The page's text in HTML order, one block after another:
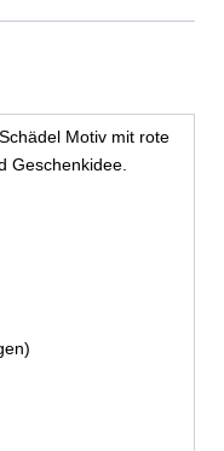
Motiv mit rote
Geschenkidee.